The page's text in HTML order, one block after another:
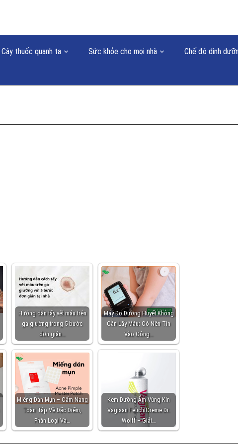
Cây thuốc quanh ta Sức khỏe cho mọi nhà
Chế độ dinh
Hướng dẫn tẩy vết máu trên
ga giường trong 5 bước
đơn giản…
Máy Đo Đường Huyết Không
Cần Lấy Máu: Có Nên Tin
Vào Công…
Miếng Dán Mụn – Cẩm Nang
Toàn Tập Về Đặc Điểm,
Phân Loại Và…
Kem Dưỡng Ẩm Vùng Kín
Vagisan FeuchtCreme Dr.
Wolff – Giải…